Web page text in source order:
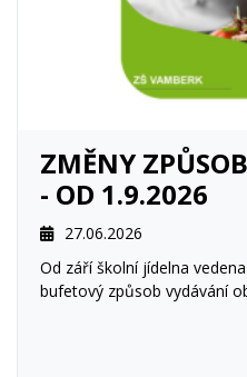
ZMĚNY
- OD 1.9.2026
27.06.2026
Od září školní jídelna
bufetový způsob vydávání